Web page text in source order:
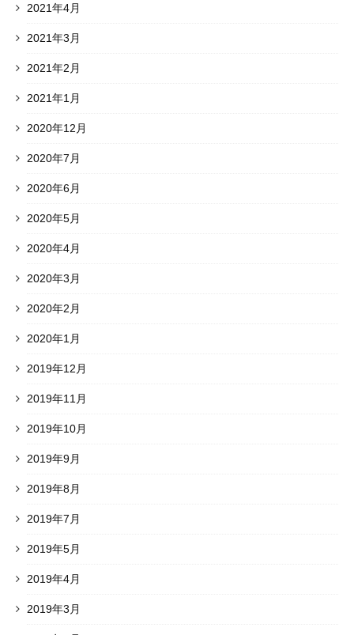
2021年4月
2021年3月
2021年2月
2021年1月
2020年12月
2020年7月
2020年6月
2020年5月
2020年4月
2020年3月
2020年2月
2020年1月
2019年12月
2019年11月
2019年10月
2019年9月
2019年8月
2019年7月
2019年5月
2019年4月
2019年3月